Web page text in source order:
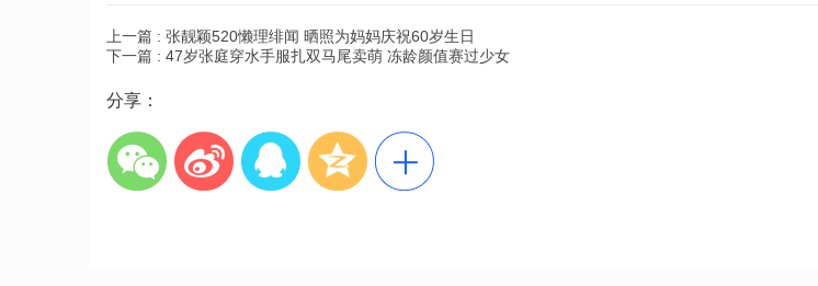
上一篇 : 张靓颖520懒理绯闻 晒照为妈妈庆祝60岁生日
下一篇 : 47岁张庭穿水手服扎双马尾卖萌 冻龄颜值赛过少女
分享：